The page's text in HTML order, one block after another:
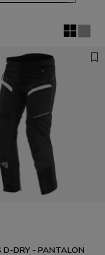
D-DRY - PANTALON